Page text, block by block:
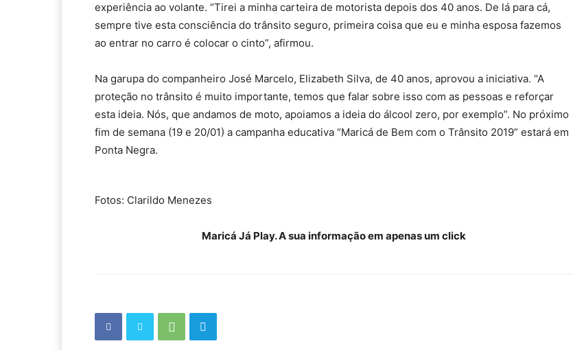
experiência ao volante. “Tirei a minha carteira de motorista depois dos 40 anos. De lá para cá,
sempre tive esta consciência do trânsito seguro, primeira coisa que eu e minha esposa fazemos
ao entrar no carro é colocar o cinto”, afirmou.
Na garupa do companheiro José Marcelo, Elizabeth Silva, de 40 anos, aprovou a iniciativa. “A
proteção no trânsito é muito importante, temos que falar sobre isso com as pessoas e reforçar
esta ideia. Nós, que andamos de moto, apoiamos a ideia do álcool zero, por exemplo”. No próximo
fim de semana (19 e 20/01) a campanha educativa “Maricá de Bem com o Trânsito 2019” estará em
Ponta Negra.
Fotos: Clarildo Menezes
Maricá Já Play. A sua informação em apenas um click